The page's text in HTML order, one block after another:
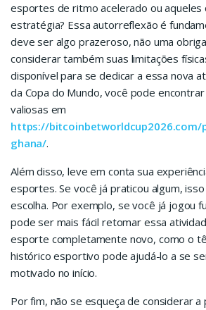
esportes de ritmo acelerado ou aqueles
estratégia? Essa autorreflexão é
deve ser algo prazeroso, não uma
considerar também suas limitações
disponível para se dedicar a essa nova
da Copa do Mundo, você pode
valiosas em
https://
ghana/.
Além disso, leve em conta sua
esportes. Se você já praticou algum,
escolha. Por exemplo, se você já jogou
pode ser mais fácil retomar essa
esporte completamente novo, como o
histórico esportivo pode ajudá-lo a se
motivado no início.
Por fim, não se esqueça de considerar